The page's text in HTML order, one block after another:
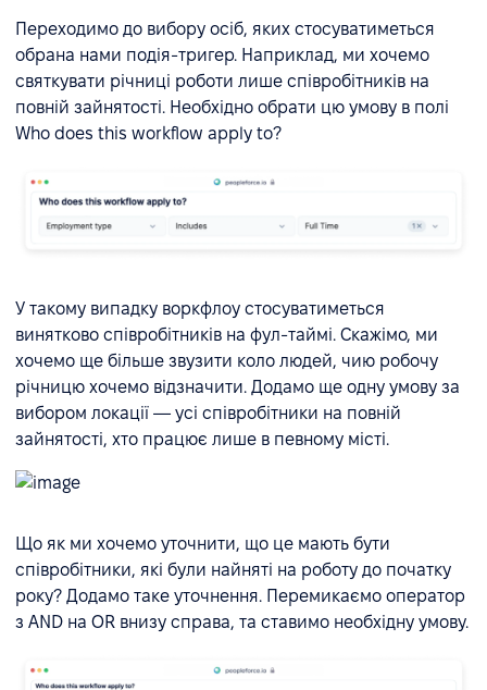
Переходимо до вибору осіб, яких стосуватиметься
обрана нами подія-тригер. Наприклад, ми хочемо
святкувати річниці роботи лише співробітників на
повній зайнятості. Необхідно обрати цю умову в полі
Who does this workflow apply to?
У такому випадку воркфлоу стосуватиметься
винятково співробітників на фул-таймі. Скажімо, ми
хочемо ще більше звузити коло людей, чию робочу
річницю хочемо відзначити. Додамо ще одну умову за
вибором локації — усі співробітники на повній
зайнятості, хто працює лише в певному місті.
Що як ми хочемо уточнити, що це мають бути
співробітники, які були найняті на роботу до початку
року? Додамо таке уточнення. Перемикаємо оператор
з AND на OR внизу справа, та ставимо необхідну умову.